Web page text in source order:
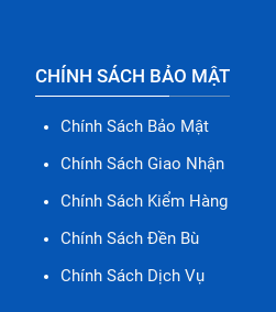
CHÍNH SÁCH BẢO MẬT
Chính Sách Bảo Mật
Chính Sách Giao Nhận
Chính Sách Kiểm Hàng
Chính Sách Đền Bù
Chính Sách Dịch Vụ